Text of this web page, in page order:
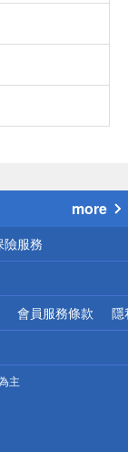
more
險服務
會員服務條款 隱
主